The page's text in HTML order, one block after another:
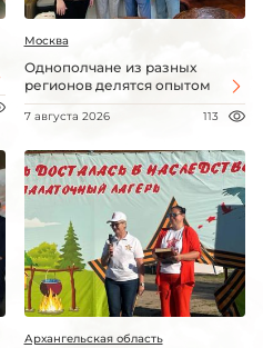
Москва
Однополчане из разных
регионов делятся опытом
7 августа 2026 113
Архангельская область